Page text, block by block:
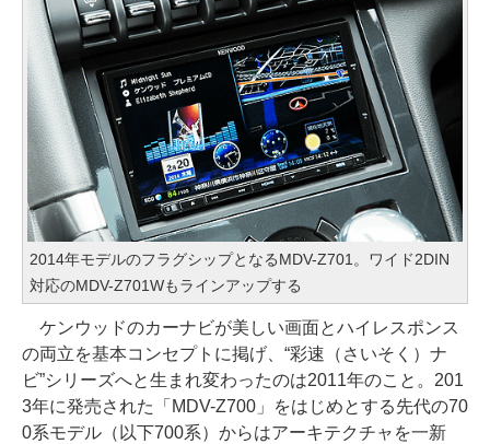
2014年モデルのフラグシップとなるMDV-Z701。ワイド2DIN
対応のMDV-Z701Wもラインアップする
ケンウッドのカーナビが美しい画面とハイレスポンス
の両立を基本コンセプトに掲げ、“彩速（さいそく）ナ
ビ”シリーズへと生まれ変わったのは2011年のこと。201
3年に発売された「MDV-Z700」をはじめとする先代の70
0系モデル（以下700系）からはアーキテクチャを一新